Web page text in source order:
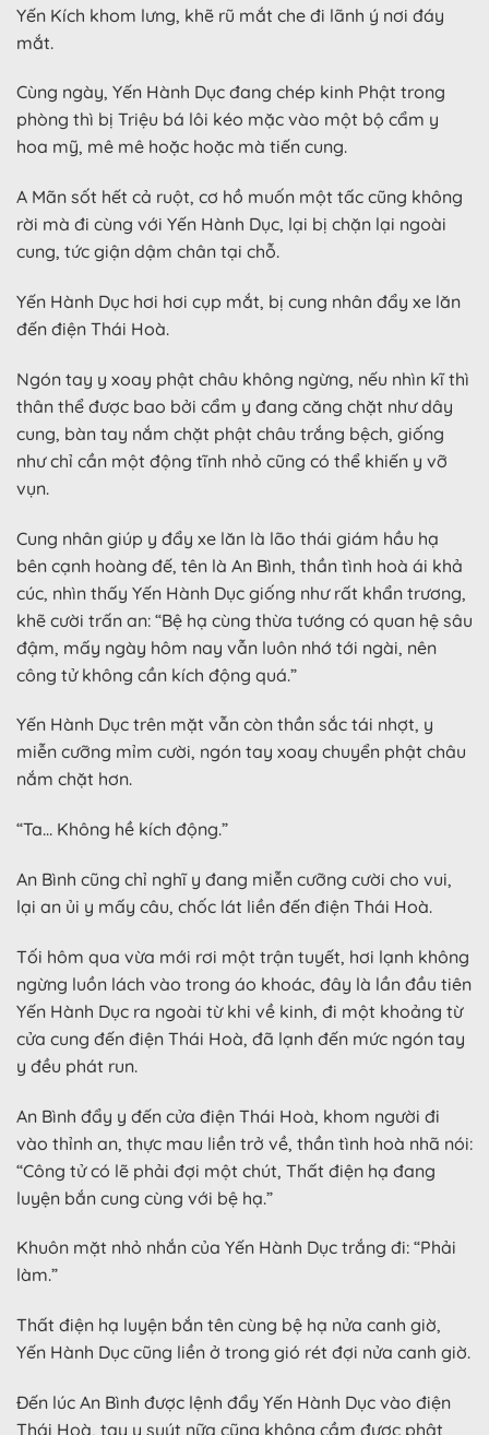
Yến Kích khom lưng, khẽ rũ mắt che đi lãnh ý nơi đáy
mắt.
Cùng ngày, Yến Hành Dục đang chép kinh Phật trong
phòng thì bị Triệu bá lôi kéo mặc vào một bộ cẩm y
hoa mỹ, mê mê hoặc hoặc mà tiến cung.
A Mãn sốt hết cả ruột, cơ hồ muốn một tấc cũng không
rời mà đi cùng với Yến Hành Dục, lại bị chặn lại ngoài
cung, tức giận dậm chân tại chỗ.
Yến Hành Dục hơi hơi cụp mắt, bị cung nhân đẩy xe lăn
đến điện Thái Hoà.
Ngón tay y xoay phật châu không ngừng, nếu nhìn kĩ thì
thân thể được bao bởi cẩm y đang căng chặt như dây
cung, bàn tay nắm chặt phật châu trắng bệch, giống
như chỉ cần một động tĩnh nhỏ cũng có thể khiến y vỡ
vụn.
Cung nhân giúp y đẩy xe lăn là lão thái giám hầu hạ
bên cạnh hoàng đế, tên là An Bình, thần tình hoà ái khả
cúc, nhìn thấy Yến Hành Dục giống như rất khẩn trương,
khẽ cười trấn an: “Bệ hạ cùng thừa tướng có quan hệ sâu
đậm, mấy ngày hôm nay vẫn luôn nhớ tới ngài, nên
công tử không cần kích động quá.”
Yến Hành Dục trên mặt vẫn còn thần sắc tái nhợt, y
miễn cưỡng mỉm cười, ngón tay xoay chuyển phật châu
nắm chặt hơn.
“Ta… Không hề kích động.”
An Bình cũng chỉ nghĩ y đang miễn cưỡng cười cho vui,
lại an ủi y mấy câu, chốc lát liền đến điện Thái Hoà.
Tối hôm qua vừa mới rơi một trận tuyết, hơi lạnh không
ngừng luồn lách vào trong áo khoác, đây là lần đầu tiên
Yến Hành Dục ra ngoài từ khi về kinh, đi một khoảng từ
cửa cung đến điện Thái Hoà, đã lạnh đến mức ngón tay
y đều phát run.
An Bình đẩy y đến cửa điện Thái Hoà, khom người đi
vào thỉnh an, thực mau liền trở về, thần tình hoà nhã nói:
“Công tử có lẽ phải đợi một chút, Thất điện hạ đang
luyện bắn cung cùng với bệ hạ.”
Khuôn mặt nhỏ nhắn của Yến Hành Dục trắng đi: “Phải
làm.”
Thất điện hạ luyện bắn tên cùng bệ hạ nửa canh giờ,
Yến Hành Dục cũng liền ở trong gió rét đợi nửa canh giờ.
Đến lúc An Bình được lệnh đẩy Yến Hành Dục vào điện
Thái Hoà, tay y suýt nữa cũng không cầm được phật